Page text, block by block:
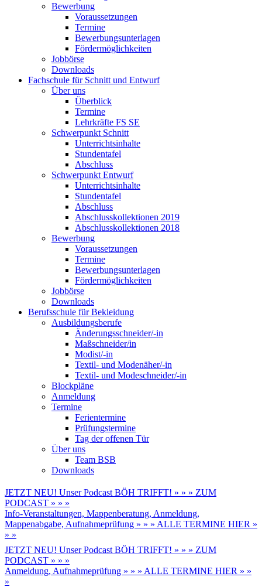
Bewerbung
Voraussetzungen
Termine
Bewerbungsunterlagen
Fördermöglichkeiten
Jobbörse
Downloads
Fachschule für Schnitt und Entwurf
Über uns
Überblick
Termine
Lehrkräfte FS SE
Schwerpunkt Schnitt
Unterrichtsinhalte
Stundentafel
Abschluss
Schwerpunkt Entwurf
Unterrichtsinhalte
Stundentafel
Abschluss
Abschlusskollektionen 2019
Abschlusskollektionen 2018
Bewerbung
Voraussetzungen
Termine
Bewerbungsunterlagen
Fördermöglichkeiten
Jobbörse
Downloads
Berufsschule für Bekleidung
Ausbildungsberufe
Änderungsschneider/-in
Maßschneider/in
Modist/-in
Textil- und Modenäher/-in
Textil- und Modeschneider/-in
Blockpläne
Anmeldung
Termine
Ferientermine
Prüfungstermine
Tag der offenen Tür
Über uns
Team BSB
Downloads
JETZT NEU! Unser Podcast BÖH TRIFFT! » » » ZUM
PODCAST » » »
Info-Veranstaltungen, Mappenberatung, Anmeldung,
Mappenabgabe, Aufnahmeprüfung » » » ALLE TERMINE HIER »
» »
JETZT NEU! Unser Podcast BÖH TRIFFT! » » » ZUM
PODCAST » » »
Anmeldung, Aufnahmeprüfung » » » ALLE TERMINE HIER » »
»